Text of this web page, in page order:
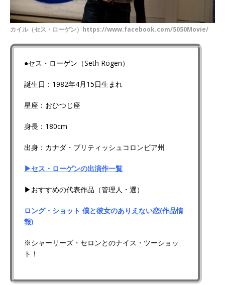
カイル（セス・ローゲン）https://www.facebook.com/5050Movie/
●セス・ローゲン（Seth Rogen）
誕生日：1982年4月15日生まれ
星座：おひつじ座
身長：180cm
出身：カナダ・ブリティッシュコロンビア州
▶セス・ローゲンの出演作一覧
▶おすすめの代表作品（管理人・選）
ロング・ショット 僕と彼女のありえない恋(作品情
報)
※シャーリーズ・セロンとのナイス・ツーショッ
ト！